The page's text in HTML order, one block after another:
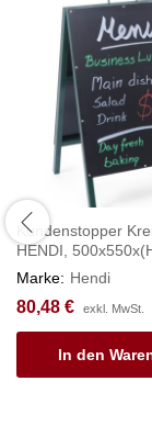
Kundenstopper
HENDI,
Marke: Hendi
80,48 € exkl. MwSt.
In den